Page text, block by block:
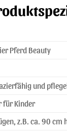
Pferd Beauty
und
für Kinder
z.B. ca. 90